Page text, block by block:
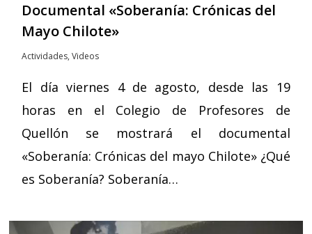
Documental «Soberanía: Crónicas del
Mayo Chilote»
Actividades,Videos
El día viernes 4 de agosto, desde las 19
horas en el Colegio de Profesores de
Quellón se mostrará el documental
«Soberanía: Crónicas del mayo Chilote» ¿Qué
es Soberanía? Soberanía…